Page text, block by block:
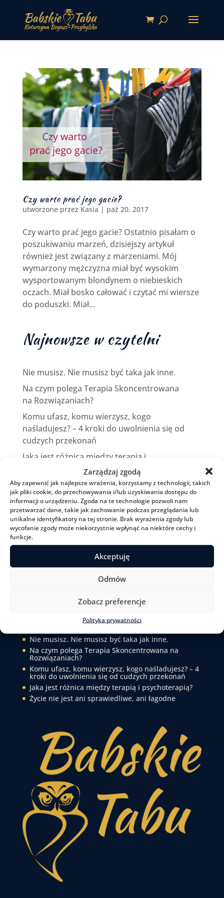
Zarządzaj zgodą
Aby zapewnić jak najlepsze wrażenia, korzystamy z technologii, takich
jak pliki cookie, do przechowywania i/lub uzyskiwania dostępu do
informacji o urządzeniu. Zgoda na te technologie pozwoli nam
przetwarzać dane, takie jak zachowanie podczas przeglądania lub
unikalne identyfikatory na tej stronie. Brak wyrażenia zgody lub
wycofanie zgody może niekorzystnie wpłynąć na niektóre cechy i
funkcje.
Akceptuję
Odmów
Zobacz preferencje
Polityka prywatności
Czy warto prać jego gacie?
utworzone przez Kasia | paź 20, 2017
Czy warto prać jego gacie? Ostatnio pisałam o
poszukiwaniu marzeń, dzisiejszy artykuł
również jest związany z marzeniami. Mój
wymarzony mężczyzna miał być wysokim
wysportowanym blondynem o niebieskich
oczach. Miał bosko całować i czytać mi wiersze
do poduszki. Miał...
Najnowsze w czytelni
Nie musisz. Nie musisz być taka jak inne.
Na czym polega Terapia Skoncentrowana
na Rozwiązaniach?
Komu ufasz, komu wierzysz, kogo
naśladujesz? – 4 kroki do uwolnienia się od
cudzych przekonań
Jaka jest różnica między terapią i
Życie nie jest ani sprawiedliwe, ani łagodne
Menu
O mnie
Jak pracuję
Ostatnio na blogu
Nie musisz. Nie musisz być taka jak inne.
Na czym polega Terapia Skoncentrowana na
Rozwiązaniach?
Komu ufasz, komu wierzysz, kogo naśladujesz? – 4
kroki do uwolnienia się od cudzych przekonań
Jaka jest różnica między terapią i psychoterapią?
Życie nie jest ani sprawiedliwe, ani łagodne